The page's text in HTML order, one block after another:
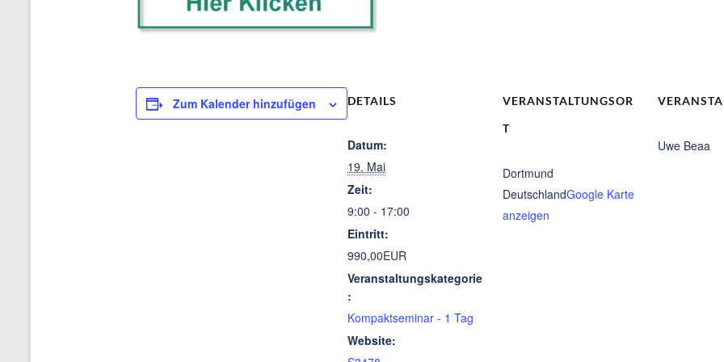
Zum Kalender hinzufügen DETAILS
Datum:
19. Mai
Zeit:
9:00 - 17:00
Eintritt:
990,00EUR
Veranstaltungskategorie
:
Kompaktseminar - 1 Tag
Website:
VERANSTALTUNGSOR
T
Dortmund
DeutschlandGoogle Karte
anzeigen
Uwe Beaa